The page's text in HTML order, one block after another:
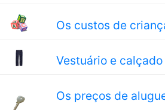
Os custos de
Vestuário e calçado
Os preços de